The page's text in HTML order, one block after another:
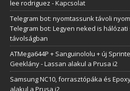
lee rodriguez -Kapcsolat
Telegram bot: nyomtassunk távoli
Telegram bot: Legyen neked is
távolságban
ATMega644P + Sanguinololu + új
Geeklány-Lassan alakul a Prusa i2
Samsung NC10, forrasztópáka és
alakul a Prusa i2